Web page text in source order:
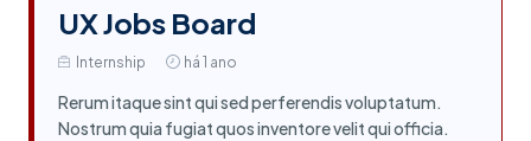
UX Jobs Board
Internship há 1 ano
Rerum itaque sint qui sed perferendis voluptatum.
Nostrum quia fugiat quos inventore velit qui officia.